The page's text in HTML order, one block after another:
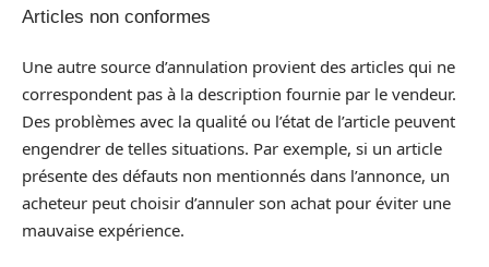
Articles non conformes
Une autre source d’annulation provient des articles qui ne
correspondent pas à la description fournie par le vendeur.
Des problèmes avec la qualité ou l’état de l’article peuvent
engendrer de telles situations. Par exemple, si un article
présente des défauts non mentionnés dans l’annonce, un
acheteur peut choisir d’annuler son achat pour éviter une
mauvaise expérience.